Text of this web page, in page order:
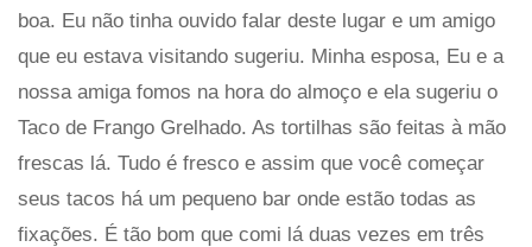
boa. Eu não tinha ouvido falar deste lugar e um amigo
que eu estava visitando sugeriu. Minha esposa, Eu e a
nossa amiga fomos na hora do almoço e ela sugeriu o
Taco de Frango Grelhado. As tortilhas são feitas à mão
frescas lá. Tudo é fresco e assim que você começar
seus tacos há um pequeno bar onde estão todas as
fixações. É tão bom que comi lá duas vezes em três